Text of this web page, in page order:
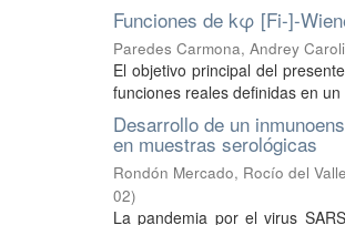
Funciones de kφ [Fi-]-
Paredes Carmona, Andrey
El objetivo principal del
funciones reales definidas en
Desarrollo de un
en muestras serológicas
Rondón Mercado, Rocío del Valle
02)
La pandemia por el virus